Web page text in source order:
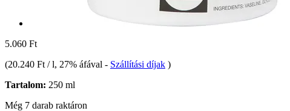
5.060 Ft
(20.240 Ft / l, 27% áfával - Szállítási díjak )
Tartalom: 250 ml
Még 7 darab raktáron